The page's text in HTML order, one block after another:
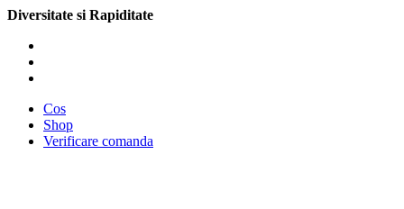
Diversitate si Rapiditate
Cos
Shop
Verificare comanda